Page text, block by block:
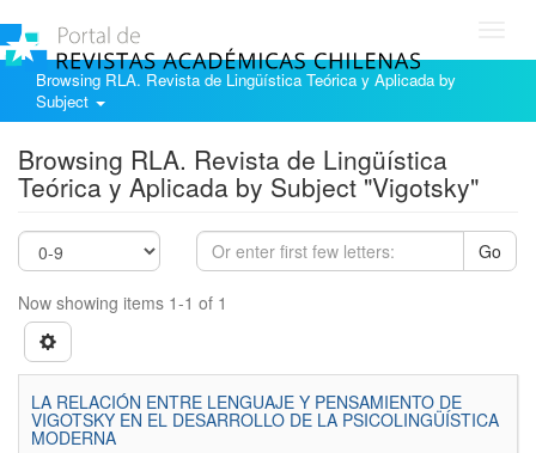
Browsing RLA. Revista de Lingüística Teórica y Aplicada by
Subject
Browsing RLA. Revista de Lingüística
Teórica y Aplicada by Subject "Vigotsky"
Go
Now showing items 1-1 of 1
LA RELACIÓN ENTRE LENGUAJE Y PENSAMIENTO DE
VIGOTSKY EN EL DESARROLLO DE LA PSICOLINGÜÍSTICA
MODERNA